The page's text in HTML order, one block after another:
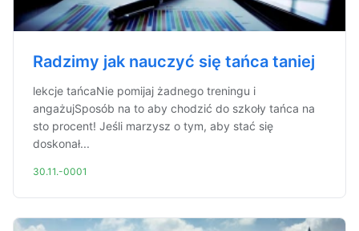
Radzimy jak nauczyć się tańca taniej
lekcje tańcaNie pomijaj żadnego treningu i
angażujSposób na to aby chodzić do szkoły tańca na
sto procent! Jeśli marzysz o tym, aby stać się
doskonał...
30.11.-0001